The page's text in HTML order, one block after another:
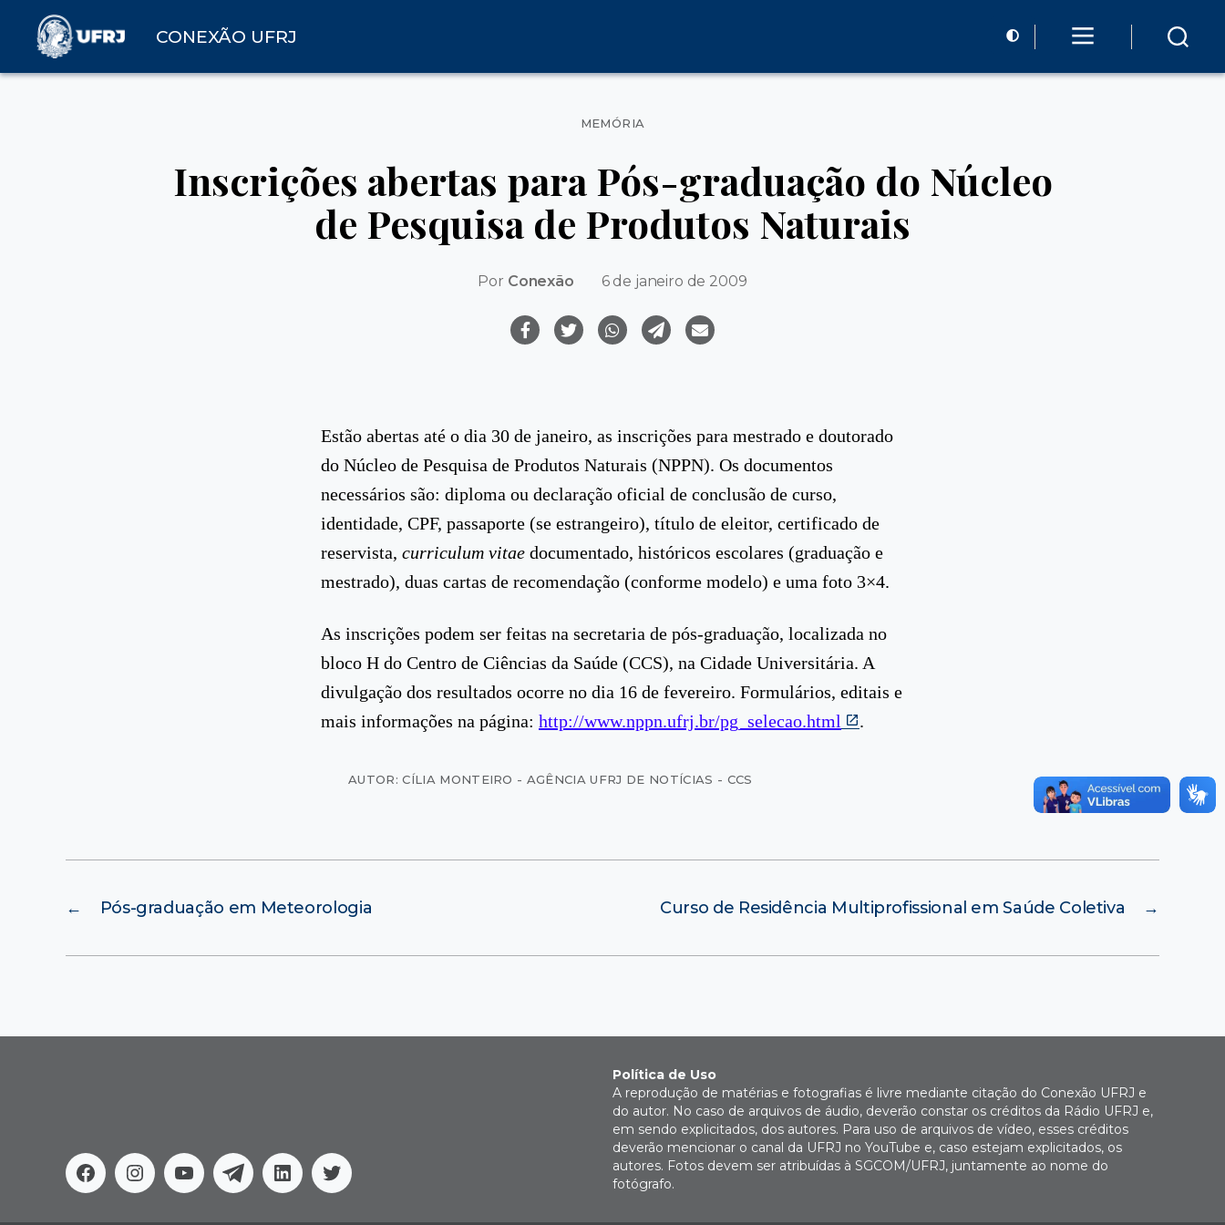
CONEXÃO UFRJ
Categorias
MEMÓRIA
Inscrições abertas para Pós-graduação do Núcleo
de Pesquisa de Produtos Naturais
Por Conexão 6 de janeiro de 2009
Estão abertas até o dia 30 de janeiro, as inscrições para mestrado e doutorado
do Núcleo de Pesquisa de Produtos Naturais (NPPN). Os documentos
necessários são: diploma ou declaração oficial de conclusão de curso,
identidade, CPF, passaporte (se estrangeiro), título de eleitor, certificado de
reservista, curriculum vitae documentado, históricos escolares (graduação e
mestrado), duas cartas de recomendação (conforme modelo) e uma foto 3×4.
As inscrições podem ser feitas na secretaria de pós-graduação, localizada no
bloco H do Centro de Ciências da Saúde (CCS), na Cidade Universitária. A
divulgação dos resultados ocorre no dia 16 de fevereiro. Formulários, editais e
mais informações na página: http://www.nppn.ufrj.br/pg_selecao.html .
AUTOR: CÍLIA MONTEIRO - AGÊNCIA UFRJ DE NOTÍCIAS - CCS
← Pós-graduação em Meteorologia →
Curso de Residência Multiprofissional em Saúde Coletiva
FacebookInstagram
YoutubeTelegramLinkedinTwitter
Política de Uso
A reprodução de matérias e fotografias é livre mediante citação do Conexão UFRJ e
do autor. No caso de arquivos de áudio, deverão constar os créditos da Rádio UFRJ e,
em sendo explicitados, dos autores. Para uso de arquivos de vídeo, esses créditos
deverão mencionar o canal da UFRJ no YouTube e, caso estejam explicitados, os
autores. Fotos devem ser atribuídas à SGCOM/UFRJ, juntamente ao nome do
fotógrafo.